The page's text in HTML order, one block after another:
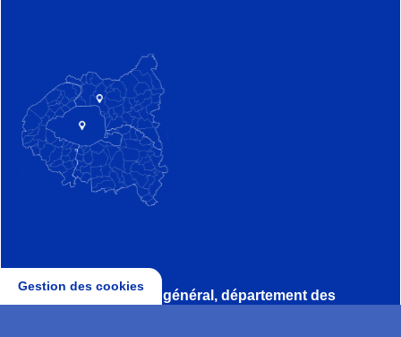
Direction, secrétariat général, département des
Gestion des cookies